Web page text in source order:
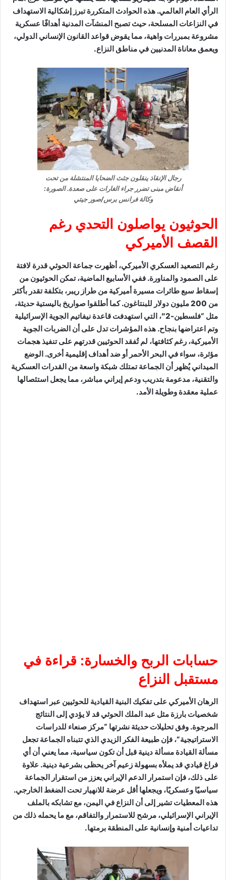
الرأي العام العالمي. هذه الحوادث المتكررة تبرز إشكالية الاستهداف
في النزاعات المسلحة، حيث تصبح المنشآت المدنية أهدافًا عسكرية
مشروعة بمبررات واهية، مما يقوض قواعد القانون الإنساني الدولي،
ويعمق معاناة المدنيين في مناطق النزاع.
رجال الإنقاذ ينقلون جثث الضحايا المنتشلة من تحت
أنقاض مبنى تضرر جراء الغارات على صعدة. الصورة:
وكالة فرانس برس/صور جيتي
الحوثيون يواصلون التحدي رغم
القصف الأميركي
رغم التصعيد العسكري الأميركي، أظهرت جماعة الحوثي قدرة لافتة
على الصمود والمناورة. ففي الأسابيع الماضية، تمكن الحوثيون من
إسقاط سبع طائرات مسيرة أميركية من طراز ريبر، بتكلفة تقدر بأكثر
من 200 مليون دولار للبنتاغون. كما أطلقوا صواريخ باليستية حديثة،
مثل “فلسطين-2″، التي استهدفت قاعدة نيفاتيم الجوية الإسرائيلية
وتم اعتراضها بنجاح. هذه المؤشرات تدل على أن الضربات الجوية
الأميركية، رغم كثافتها، لم تُفقد الحوثيين قدرتهم على تنفيذ هجمات
مؤثرة، سواء في البحر الأحمر أو ضد أهداف إقليمية أخرى. الوضع
الميداني يُظهر أن الجماعة تمتلك شبكة واسعة من القدرات العسكرية
والتقنية، مدعومة بتدريب ودعم إيراني مباشر، مما يجعل استئصالها
عملية معقدة وطويلة الأمد.
حسابات الربح والخسارة: قراءة في
مستقبل النزاع
الرهان الأميركي على تفكيك البنية القيادية للحوثيين عبر استهداف
شخصيات بارزة مثل عبد الملك الحوثي قد لا يؤدي إلى النتائج
المرجوة. وفق تحليلات حديثة نشرتها “مركز صنعاء للدراسات
الاستراتيجية”، فإن طبيعة الفكر الزيدي الذي تتبناه الجماعة تجعل
مسألة القيادة مسألة دينية قبل أن تكون سياسية، مما يعني أن أي
فراغ قيادي قد يملأه بسهولة زعيم آخر يحظى بشرعية دينية. علاوة
على ذلك، فإن استمرار الدعم الإيراني يعزز من استقرار الجماعة
سياسيًا وعسكريًا، ويجعلها أقل عرضة للانهيار تحت الضغط الخارجي.
هذه المعطيات تشير إلى أن النزاع في اليمن، مع تشابكه بالملف
الإيراني الإسرائيلي، مرشح للاستمرار والتفاقم، مع ما يحمله ذلك من
تداعيات أمنية وإنسانية على المنطقة برمتها.